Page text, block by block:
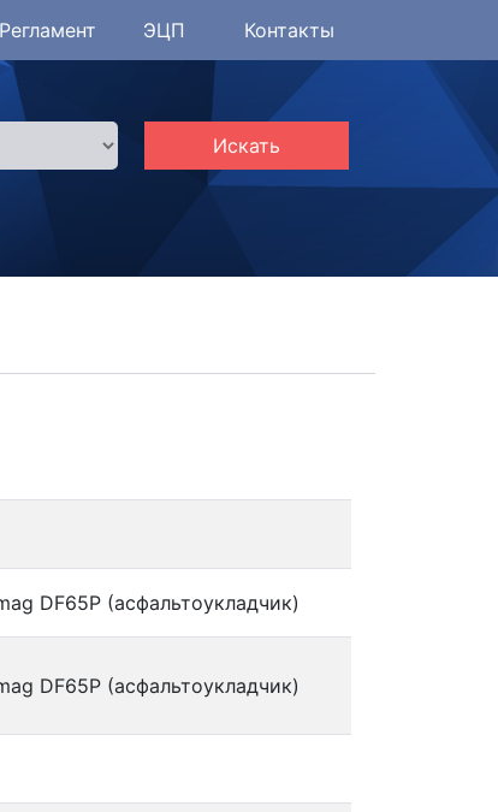
Регламент ЭЦП Контакты
Искать
DF65P (асфальтоукладчик)
DF65P (асфальтоукладчик)